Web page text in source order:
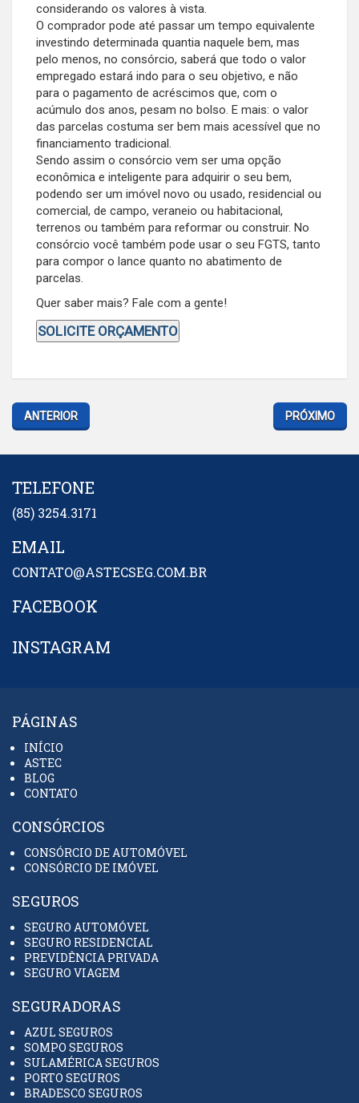
considerando os valores à vista.
O comprador pode até passar um tempo equivalente
investindo determinada quantia naquele bem, mas
pelo menos, no consórcio, saberá que todo o valor
empregado estará indo para o seu objetivo, e não
para o pagamento de acréscimos que, com o
acúmulo dos anos, pesam no bolso. E mais: o valor
das parcelas costuma ser bem mais acessível que no
financiamento tradicional.
Sendo assim o consórcio vem ser uma opção
econômica e inteligente para adquirir o seu bem,
podendo ser um imóvel novo ou usado, residencial ou
comercial, de campo, veraneio ou habitacional,
terrenos ou também para reformar ou construir. No
consórcio você também pode usar o seu FGTS, tanto
para compor o lance quanto no abatimento de
parcelas.
Quer saber mais? Fale com a gente!
SOLICITE ORÇAMENTO
ANTERIOR PRÓXIMO
TELEFONE
(85) 3254.3171
EMAIL
CONTATO@ASTECSEG.COM.BR
FACEBOOK
INSTAGRAM
PÁGINAS
INÍCIO
ASTEC
BLOG
CONTATO
CONSÓRCIOS
CONSÓRCIO DE AUTOMÓVEL
CONSÓRCIO DE IMÓVEL
SEGUROS
SEGURO AUTOMÓVEL
SEGURO RESIDENCIAL
PREVIDÊNCIA PRIVADA
SEGURO VIAGEM
SEGURADORAS
AZUL SEGUROS
SOMPO SEGUROS
SULAMÉRICA SEGUROS
PORTO SEGUROS
BRADESCO SEGUROS